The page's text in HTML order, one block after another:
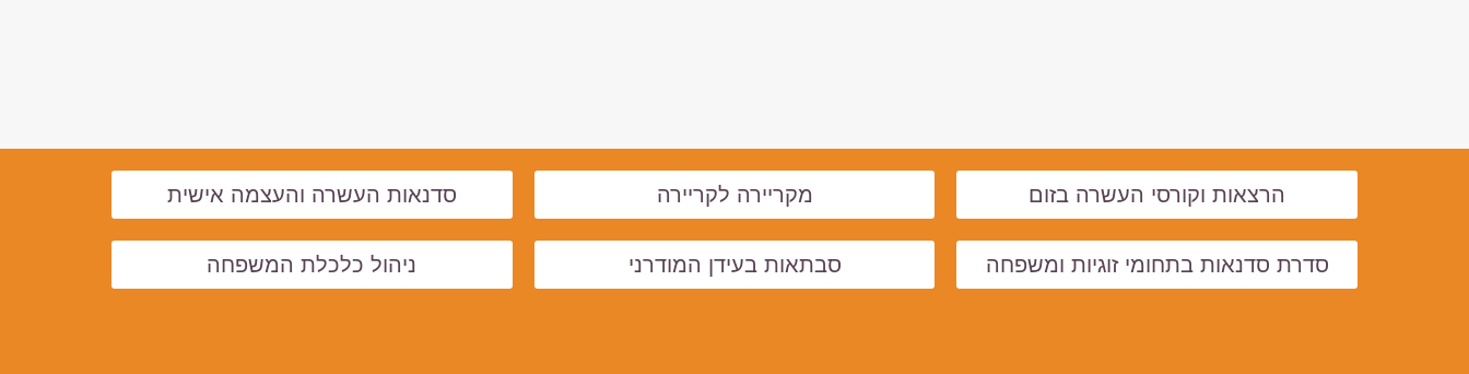
הרצאות וקורסי העשרה בזום מקריירה לקריירה סדנאות העשרה והעצמה אישית
סדרת סדנאות בתחומי זוגיות ומשפחה סבתאות בעידן המודרני ניהול כלכלת המשפחה